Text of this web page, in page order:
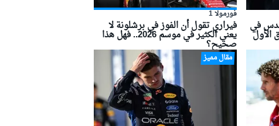
في
الأول
فورمولا 1
فيراري تقول أن الفوز في برشلونة لا
يعني الكثير في موسم 2026.. فهل هذا
صحيح؟
مقال مميز